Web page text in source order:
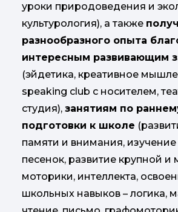
уроки природоведения и
культурология), а также
разнообразного опыта
интересным развивающим
(эйдетика, креативное
speaking club с носителем,
студия), занятиям по
подготовки к школе
памяти и внимания,
песенок, развитие крупной и
моторики, интеллекта,
школьных навыков – логика,